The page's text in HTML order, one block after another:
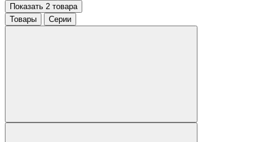
Показать 2 товара
Товары
Серии